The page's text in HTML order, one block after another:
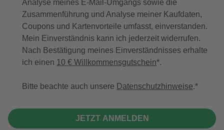
Analyse meines E-Mail-Umgangs sowie die
Zusammenführung und Analyse meiner Kaufdaten,
Coupons und Kartenvorteile umfasst, einverstanden.
Mein Einverständnis kann ich jederzeit widerrufen.
Nach Bestätigung meines Einverständnisses erhalte
ich einen 10 € Willkommensgutschein*.
Bitte beachte auch unsere Datenschutzhinweise.
JETZT ANMELDEN